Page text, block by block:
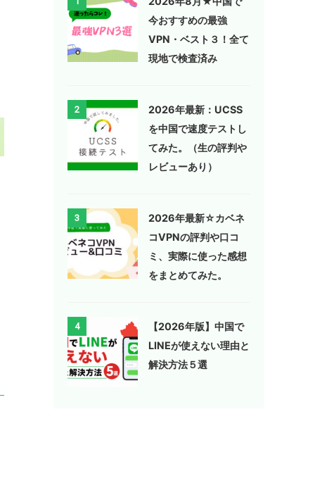
今おすすめの最強
VPN・ベスト３！全て
現地で検査済み
2
2026年最新：UCSS
を中国で速度テストし
てみた。（生の評判や
レビューあり）
3
2026年最新☆カベネ
コVPNの評判や口コ
ミ、実際に使った感想
をまとめてみた。
4
【2026年版】中国で
LINEが使えない理由と
解決方法５選